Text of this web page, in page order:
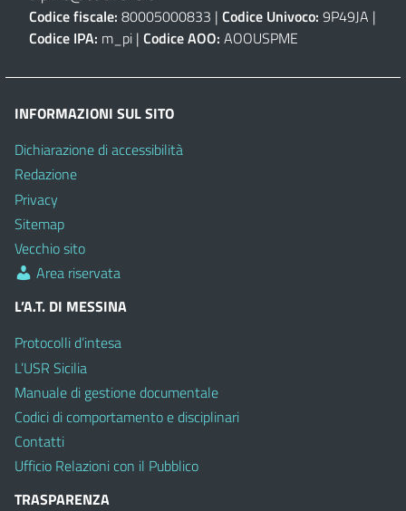
Codice fiscale: 80005000833 | Codice Univoco: 9P49JA |
Codice IPA: m_pi | Codice AOO: AOOUSPME
INFORMAZIONI SUL SITO
Dichiarazione di accessibilità
Redazione
Privacy
Sitemap
Vecchio sito
Area riservata
L’A.T. DI MESSINA
Protocolli d’intesa
L’USR Sicilia
Manuale di gestione documentale
Codici di comportamento e disciplinari
Contatti
Ufficio Relazioni con il Pubblico
TRASPARENZA